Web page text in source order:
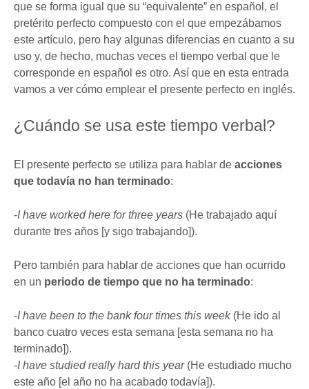
que se forma igual que su “equivalente” en español, el
pretérito perfecto compuesto con el que empezábamos
este artículo, pero hay algunas diferencias en cuanto a su
uso y, de hecho, muchas veces el tiempo verbal que le
corresponde en español es otro. Así que en esta entrada
vamos a ver cómo emplear el presente perfecto en inglés.
¿Cuándo se usa este tiempo verbal?
El presente perfecto se utiliza para hablar de acciones
que todavía no han terminado:
-I have worked here for three years (He trabajado aquí
durante tres años [y sigo trabajando]).
Pero también para hablar de acciones que han ocurrido
en un periodo de tiempo que no ha terminado:
-I have been to the bank four times this week(He ido al
banco cuatro veces esta semana [esta semana no ha
terminado]).
-I have studied really hard this year(He estudiado mucho
este año [el año no ha acabado todavía]).